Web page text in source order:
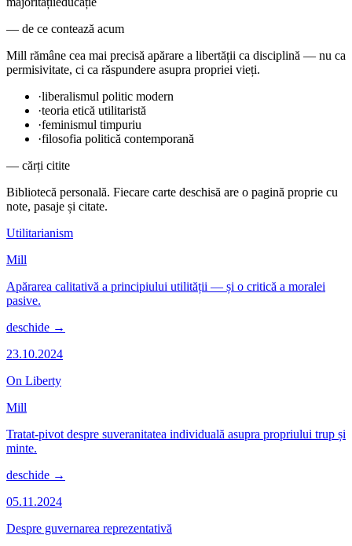
— de ce contează acum
Mill rămâne cea mai precisă apărare a libertății ca disciplină — nu ca
permisivitate, ci ca răspundere asupra propriei vieți.
·liberalismul politic modern
·teoria etică utilitaristă
·feminismul timpuriu
·filosofia politică contemporană
— cărți citite
Bibliotecă personală. Fiecare carte deschisă are o pagină proprie cu
note, pasaje și citate.
Utilitarianism
Mill
Apărarea calitativă a principiului utilității — și o critică a moralei
pasive.
deschide →
23.10.2024
On Liberty
Mill
Tratat-pivot despre suveranitatea individuală asupra propriului trup și
minte.
deschide →
05.11.2024
Despre guvernarea reprezentativă